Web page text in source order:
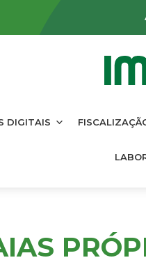
DIGITAIS